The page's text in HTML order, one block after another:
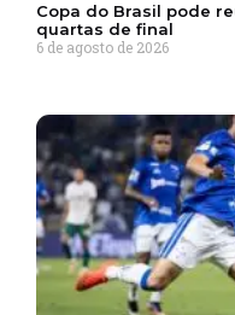
Copa do Brasil pode
quartas de final
6 de agosto de 2026